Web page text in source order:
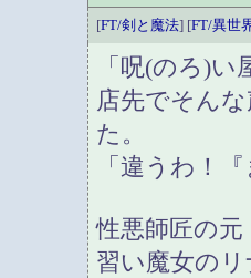
[FT/剣と魔法] [FT/異世
「呪(のろ)い
店先でそん
た。
「違うわ！
性悪師匠の
習い魔女の